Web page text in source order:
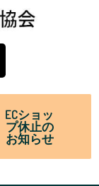
ECショッ
プ休止の
お知らせ